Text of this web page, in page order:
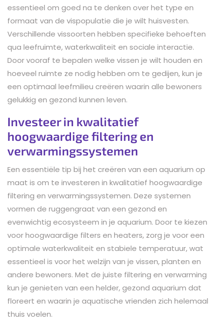
essentieel om goed na te denken over het type en
formaat van de vispopulatie die je wilt huisvesten.
Verschillende vissoorten hebben specifieke behoeften
qua leefruimte, waterkwaliteit en sociale interactie.
Door vooraf te bepalen welke vissen je wilt houden en
hoeveel ruimte ze nodig hebben om te gedijen, kun je
een optimaal leefmilieu creëren waarin alle bewoners
gelukkig en gezond kunnen leven.
Investeer in kwalitatief
hoogwaardige filtering en
verwarmingssystemen
Een essentiële tip bij het creëren van een aquarium op
maat is om te investeren in kwalitatief hoogwaardige
filtering en verwarmingssystemen. Deze systemen
vormen de ruggengraat van een gezond en
evenwichtig ecosysteem in je aquarium. Door te kiezen
voor hoogwaardige filters en heaters, zorg je voor een
optimale waterkwaliteit en stabiele temperatuur, wat
essentieel is voor het welzijn van je vissen, planten en
andere bewoners. Met de juiste filtering en verwarming
kun je genieten van een helder, gezond aquarium dat
floreert en waarin je aquatische vrienden zich helemaal
thuis voelen.